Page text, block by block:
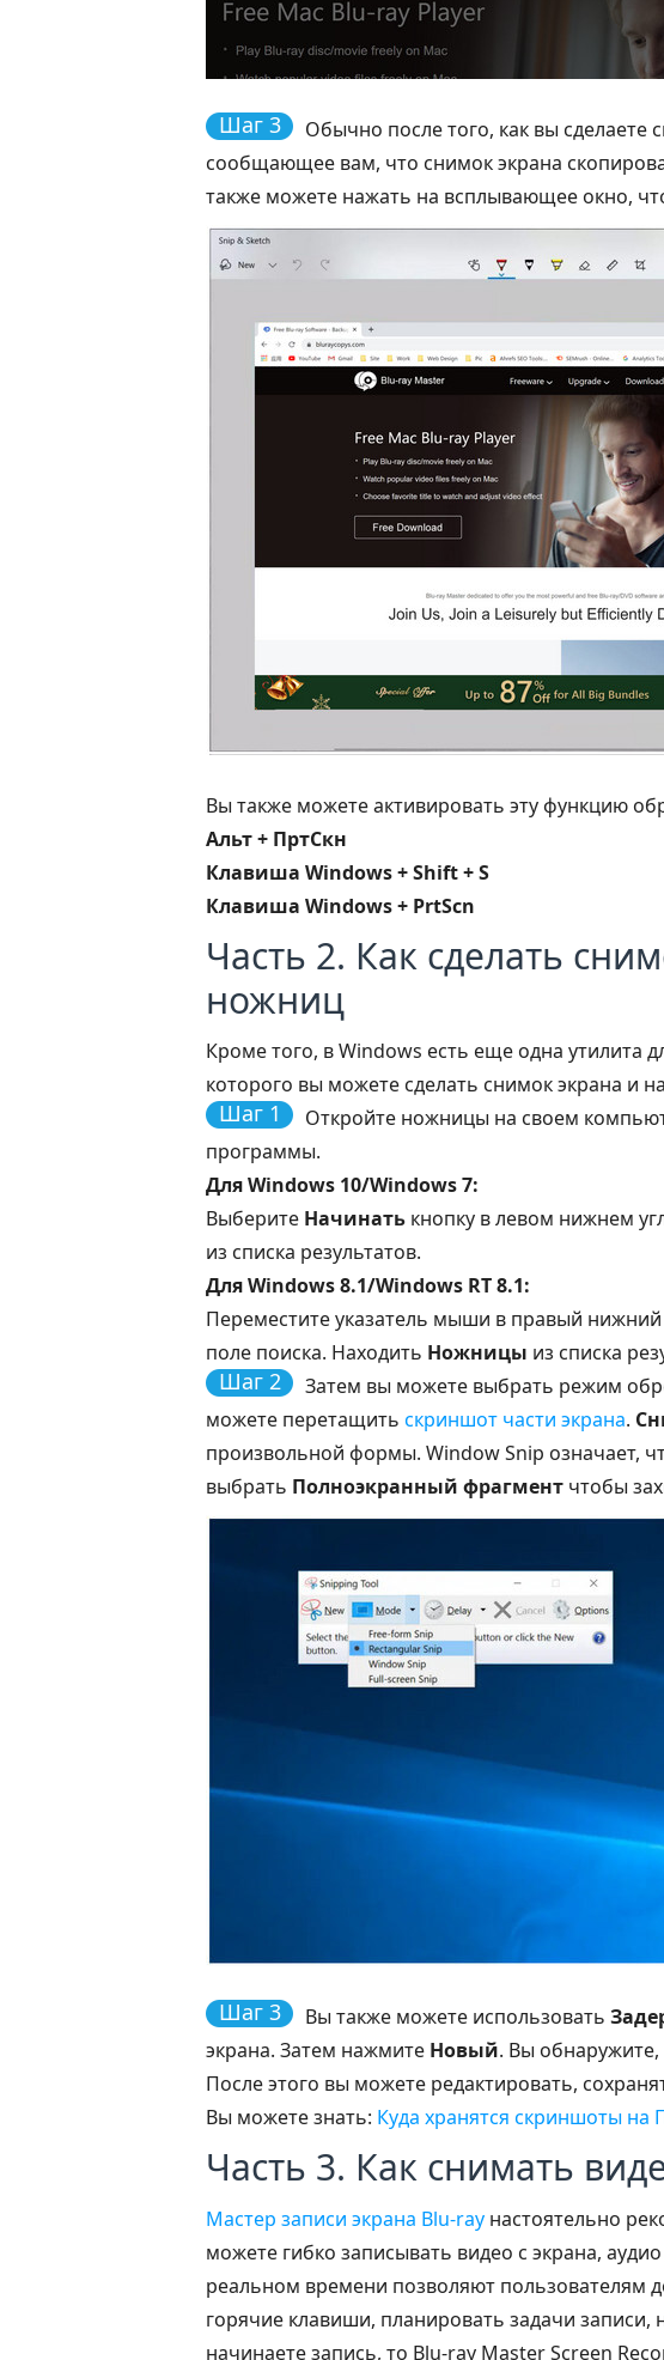
Шаг 3
Обычно после того, как вы
сообщающее вам, что снимок экрана
также можете нажать на всплывающее окно,
Вы также можете активировать эту функцию
Альт + ПртСкн
Клавиша Windows + Shift + S
Клавиша Windows + PrtScn
Часть 2. Как сделать
ножниц
Кроме того, в Windows есть еще одна утилита
которого вы можете сделать снимок экрана и
Шаг 1
Откройте ножницы на своем
программы.
Для Windows 10/Windows 7:
Выберите Начинать кнопку в левом нижнем
из списка результатов.
Для Windows 8.1/Windows RT 8.1:
Переместите указатель мыши в правый нижний
поле поиска. Находить Ножницы из списка
Шаг 2 Затем вы можете выбрать режим
можете перетащить скриншот части экрана.
произвольной формы. Window Snip означает,
выбрать Полноэкранный фрагмент чтобы
Шаг 3 Вы также можете использовать
экрана. Затем нажмите Новый. Вы
После этого вы можете редактировать,
Вы можете знать: Куда хранятся скриншоты на
Часть 3. Как снимать
Мастер записи экрана Blu-ray настоятельно
можете гибко записывать видео с экрана,
реальном времени позволяют пользователям
горячие клавиши, планировать задачи
начинаете запись, то Blu-ray Master Screen